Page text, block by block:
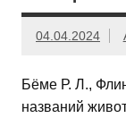
04.04.2024
Бёме Р. Л.,
названий